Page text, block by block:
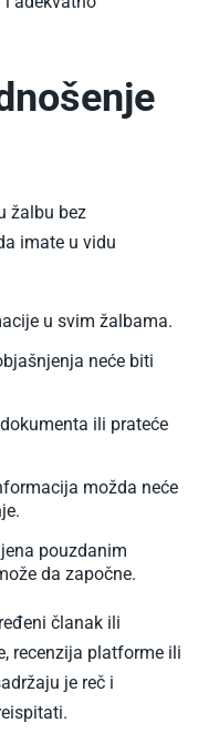
žalbu bez
imate u vidu
u svim žalbama.
neće biti
ili prateće
možda neće
pouzdanim
da započne.
članak ili
recenzija platforme ili
je reč i